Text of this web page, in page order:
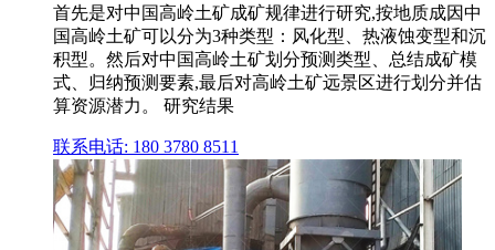
首先是对中国高岭土矿成矿规律进行研究,按地质成因中
国高岭土矿可以分为3种类型：风化型、热液蚀变型和沉
积型。然后对中国高岭土矿划分预测类型、总结成矿模
式、归纳预测要素,最后对高岭土矿远景区进行划分并估
算资源潜力。 研究结果
联系电话: 180 3780 8511